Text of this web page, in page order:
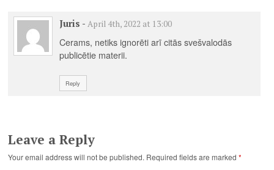
Juris - April 4th, 2022 at 13:00
Cerams, netiks ignorēti arī citās svešvalodās
publicētie materii.
Reply
Leave a Reply
Your email address will not be published. Required fields are marked*